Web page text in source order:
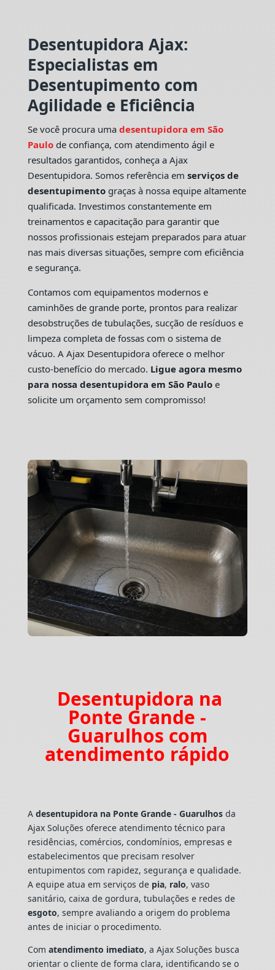
Desentupidora Ajax:
Especialistas em
Desentupimento com
Agilidade e Eficiência
Se você procura uma desentupidora em São
Paulo de confiança, com atendimento ágil e
resultados garantidos, conheça a Ajax
Desentupidora. Somos referência em serviços de
desentupimentograças à nossa equipe altamente
qualificada. Investimos constantemente em
treinamentos e capacitação para garantir que
nossos profissionais estejam preparados para atuar
nas mais diversas situações, sempre com eficiência
e segurança.
Contamos com equipamentos modernos e
caminhões de grande porte, prontos para realizar
desobstruções de tubulações, sucção de resíduos e
limpeza completa de fossas com o sistema de
vácuo. A Ajax Desentupidora oferece o melhor
custo-benefício do mercado. Ligue agora mesmo
para nossa desentupidora em São Pauloe
solicite um orçamento sem compromisso!
Desentupidora na
Ponte Grande -
Guarulhos com
atendimento rápido
A desentupidora na Ponte Grande - Guarulhosda
Ajax Soluções oferece atendimento técnico para
residências, comércios, condomínios, empresas e
estabelecimentos que precisam resolver
entupimentos com rapidez, segurança e qualidade.
A equipe atua em serviços de pia, ralo, vaso
sanitário, caixa de gordura, tubulações e redes de
esgoto, sempre avaliando a origem do problema
antes de iniciar o procedimento.
Com atendimento imediato, a Ajax Soluções busca
orientar o cliente de forma clara, identificando se o